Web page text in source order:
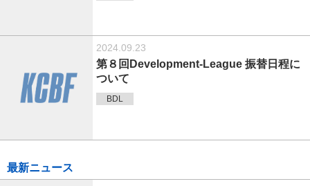
2024.09.23
第８回Development-League 振替日程に
ついて
BDL
最新ニュース